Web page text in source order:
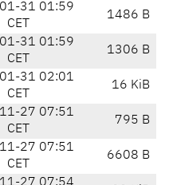
31 01:59
CET
1486 B
31 01:59
CET
1306 B
31 02:01
CET
16 KiB
27 07:51
CET
795 B
27 07:51
CET
6608 B